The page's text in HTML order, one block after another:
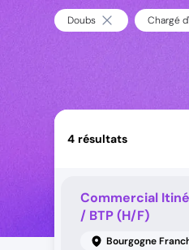
Doubs Chargé
4 résultats
Commercial
/ BTP (H/F)
Bourgogne